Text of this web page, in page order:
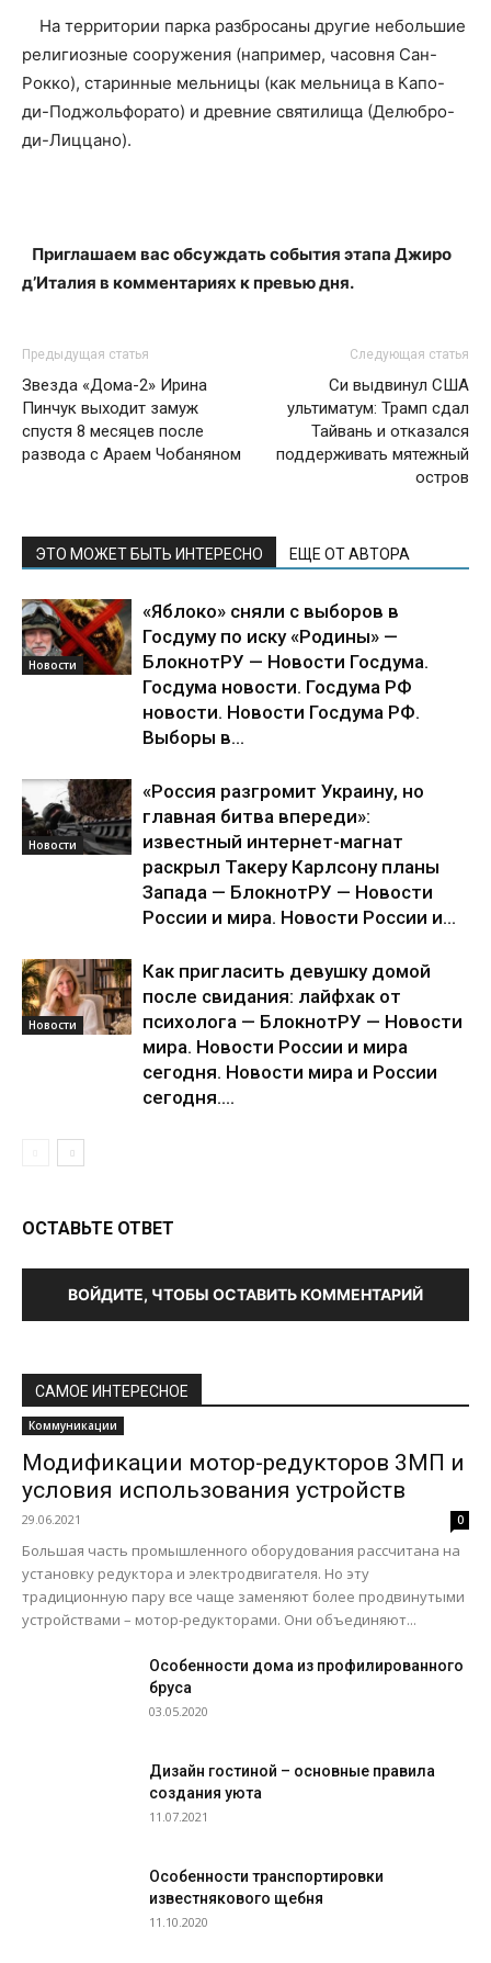
На территории парка разбросаны другие небольшие
религиозные сооружения (например, часовня Сан-
Рокко), старинные мельницы (как мельница в Капо-
ди-Поджольфорато) и древние святилища (Делюбро-
ди-Лиццано).
Приглашаем вас обсуждать события этапа Джиро
д’Италия в комментариях к превью дня.
Предыдущая статья
Звезда «Дома-2» Ирина
Пинчук выходит замуж
спустя 8 месяцев после
развода с Араем Чобаняном
Следующая статья
Си выдвинул США
ультиматум: Трамп сдал
Тайвань и отказался
поддерживать мятежный
остров
ЭТО МОЖЕТ БЫТЬ ИНТЕРЕСНО ЕЩЕ ОТ АВТОРА
Новости
«Яблоко» сняли с выборов в
Госдуму по иску «Родины» —
БлокнотРУ — Новости Госдума.
Госдума новости. Госдума РФ
новости. Новости Госдума РФ.
Выборы в...
Новости
«Россия разгромит Украину, но
главная битва впереди»:
известный интернет-магнат
раскрыл Такеру Карлсону планы
Запада — БлокнотРУ — Новости
России и мира. Новости России и...
Новости
Как пригласить девушку домой
после свидания: лайфхак от
психолога — БлокнотРУ — Новости
мира. Новости России и мира
сегодня. Новости мира и России
сегодня....
ОСТАВЬТЕ ОТВЕТ
ВОЙДИТЕ, ЧТОБЫ ОСТАВИТЬ КОММЕНТАРИЙ
САМОЕ ИНТЕРЕСНОЕ
Коммуникации
Модификации мотор-редукторов 3МП и
условия использования устройств
29.06.2021 0
Большая часть промышленного оборудования рассчитана на
установку редуктора и электродвигателя. Но эту
традиционную пару все чаще заменяют более продвинутыми
устройствами – мотор-редукторами. Они объединяют...
Особенности дома из профилированного
бруса
03.05.2020
Дизайн гостиной – основные правила
создания уюта
11.07.2021
Особенности транспортировки
известнякового щебня
11.10.2020